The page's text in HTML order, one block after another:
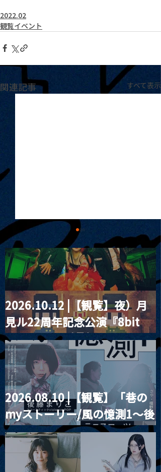
2022.02
観覧イベント
関連記事 すべて表示
MoonRomantic
Channel1周年記念Live
2026.10.12 |【観覧】夜）月
見ル22周年記念公演『8bit
strawberry』
2026.08.10 |【観覧】「巷の
myストーリー/風の憶測1～後
藤まりこアコースティック
violence POPとテニスコー
ツ」